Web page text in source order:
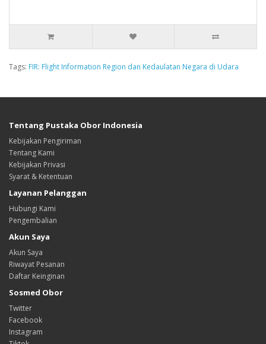
Tags: FIR: Flight Information Region dan Kedaulatan Negara di Udara
Tentang Pustaka Obor Indonesia
Kebijakan Pengiriman
Tentang Kami
Kebijakan Privasi
Syarat & Ketentuan
Layanan Pelanggan
Hubungi Kami
Pengembalian
Akun Saya
Akun Saya
Riwayat Pesanan
Daftar Keinginan
Sosmed Obor
Twitter
Facebook
Instagram